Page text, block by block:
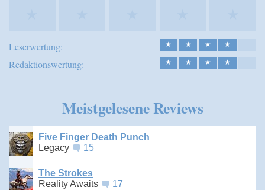
Leserwertung: ★ ★ ★ ★
Redaktionswertung: ★ ★ ★ ★
Meistgelesene Reviews
Five Finger Death Punch
Legacy
15
The Strokes
Reality Awaits
17